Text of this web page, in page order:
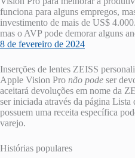
funciona para alguns empregos,
investimento de mais de US$
mas o AVP pode demorar alguns
8 de fevereiro de 2024
Inserções de lentes ZEISS
Apple Vision Pro não pode ser
aceitará devoluções em nome da
ser iniciada através da página
possuem uma receita específica
varejo.
Histórias populares